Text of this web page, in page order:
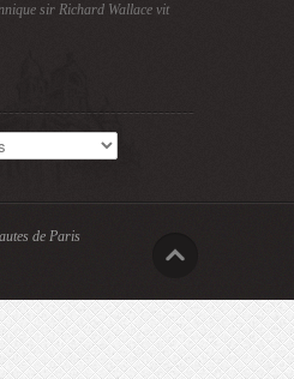
sir Richard Wallace vit
de Paris